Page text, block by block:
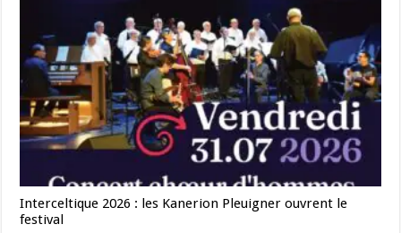
Interceltique 2026 : les Kanerion Pleuigner ouvrent le
festival